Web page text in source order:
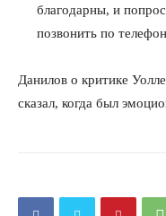
благодарны, и
позвонить по
Данилов о критике
сказал, когда был